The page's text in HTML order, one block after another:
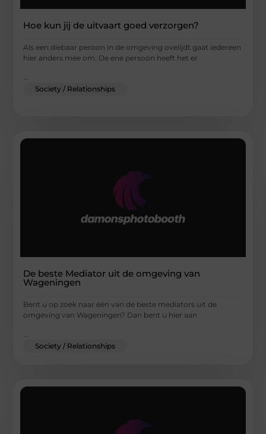
Hoe kun jij de uitvaart goed verzorgen?
Als een diebaar peroon in de omgeving ovelijdt gaat iedereen
hier anders mee om. De ene persoon heeft het er
...
Society / Relationships
De beste Mediator uit de omgeving van
Wageningen
Bent u op zoek naar één van de beste mediators uit de
omgeving van Wageningen? Dan bent u hier aan
...
Society / Relationships